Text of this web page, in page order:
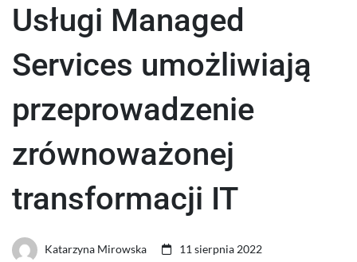
Usługi Managed
Services umożliwiają
przeprowadzenie
zrównoważonej
transformacji IT
Katarzyna Mirowska 11 sierpnia 2022